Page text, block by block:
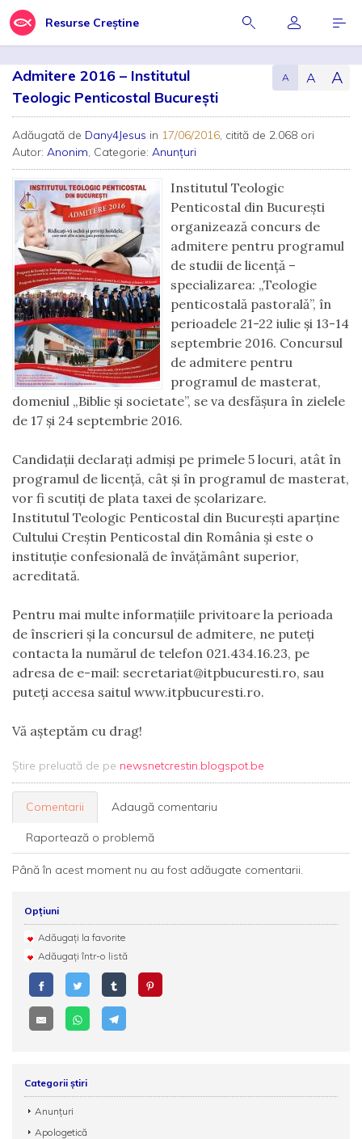
Resurse Creștine
Admitere 2016 – Institutul
Teologic Penticostal Bucureşti
A A A
Adăugată de Dany4Jesus in 17/06/2016, citită de 2.068 ori
Autor: Anonim, Categorie: Anunțuri
Institutul Teologic
Penticostal din Bucureşti
organizează concurs de
admitere pentru programul
de studii de licenţă –
specializarea: „Teologie
penticostală pastorală”, în
perioadele 21-22 iulie și 13-14
septembrie 2016. Concursul
de admitere pentru
programul de masterat,
domeniul „Biblie și societate”, se va desfăşura în zielele
de 17 și 24 septembrie 2016.
Candidații declarați admiși pe primele 5 locuri, atât în
programul de licență, cât și în programul de masterat,
vor fi scutiți de plata taxei de școlarizare.
Institutul Teologic Penticostal din Bucureşti aparţine
Cultului Creştin Penticostal din România şi este o
instituţie confesională de învăţământ superior,
acreditată.
Pentru mai multe informaţiile privitoare la perioada
de înscrieri și la concursul de admitere, ne puteți
contacta la numărul de telefon 021.434.16.23, pe
adresa de e-mail: secretariat@itpbucuresti.ro, sau
puteți accesa saitul www.itpbucuresti.ro.
Vă aşteptăm cu drag!
Știre preluată de pe newsnetcrestin.blogspot.be
Comentarii Adaugă comentariu
Raportează o problemă
Până în acest moment nu au fost adăugate comentarii.
Opțiuni
Adăugați la favorite
Adăugați într-o listă
Categorii știri
Anunțuri
Apologetică